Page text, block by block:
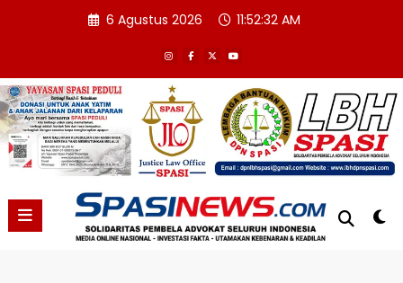
6 Agustus 2026 11:52:33 AM